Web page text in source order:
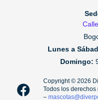
Lunes a
Domingo:
F
a
I
n
T
i
Copyright ©️ 2026
Todos los derechos
–